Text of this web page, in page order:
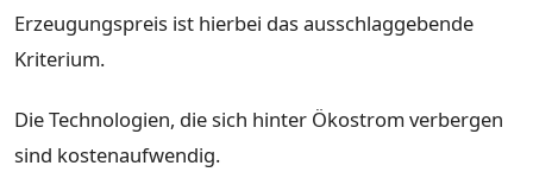
Erzeugungspreis ist hierbei das ausschlaggebende
Kriterium.
Die Technologien, die sich hinter Ökostrom verbergen
sind kostenaufwendig.